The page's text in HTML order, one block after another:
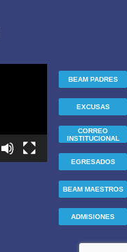
BEAM MAESTROS
EGRESADOS
CORREO
INSTITUCIONAL
ADMISIONES
BEAM PADRES
EXCUSAS